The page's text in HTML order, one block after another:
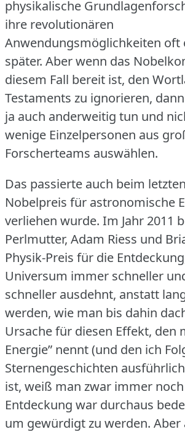
physikalische
ihre revolutionären
Anwendungsmöglichkeiten oft
später. Aber wenn das
diesem Fall bereit ist, den
Testaments zu ignorieren,
ja auch anderweitig tun und
wenige Einzelpersonen aus
Forscherteams auswählen.
Das passierte auch beim
Nobelpreis für astronomische
verliehen wurde. Im Jahr 2011
Perlmutter, Adam Riess und
Physik-Preis für die
Universum immer schneller
schneller ausdehnt, anstatt
werden, wie man bis dahin
Ursache für diesen Effekt, den
Energie” nennt (und den ich
Sternengeschichten
ist, weiß man zwar immer
Entdeckung war durchaus
um gewürdigt zu werden. Aber